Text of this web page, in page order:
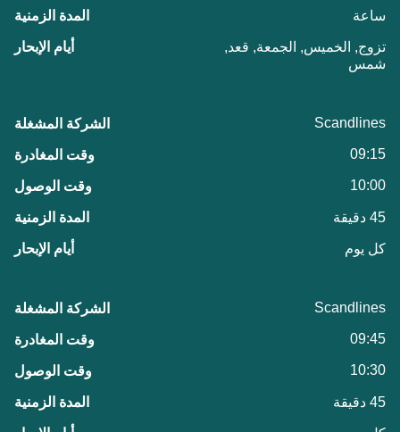
ساعة
تزوج, الخميس, الجمعة, قعد,
شمس
Scandlines
09:15
10:00
45 دقيقة
كل يوم
Scandlines
09:45
10:30
45 دقيقة